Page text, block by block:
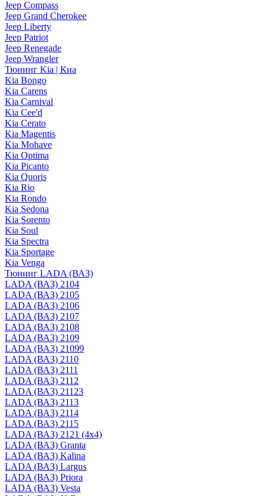
Jeep Compass
Jeep Grand Cherokee
Jeep Liberty
Jeep Patriot
Jeep Renegade
Jeep Wrangler
Тюнинг Kia | Киа
Kia Bongo
Kia Carens
Kia Carnival
Kia Cee'd
Kia Cerato
Kia Magentis
Kia Mohave
Kia Optima
Kia Picanto
Kia Quoris
Kia Rio
Kia Rondo
Kia Sedona
Kia Sorento
Kia Soul
Kia Spectra
Kia Sportage
Kia Venga
Тюнинг LADA (ВАЗ)
LADA (ВАЗ) 2104
LADA (ВАЗ) 2105
LADA (ВАЗ) 2106
LADA (ВАЗ) 2107
LADA (ВАЗ) 2108
LADA (ВАЗ) 2109
LADA (ВАЗ) 21099
LADA (ВАЗ) 2110
LADA (ВАЗ) 2111
LADA (ВАЗ) 2112
LADA (ВАЗ) 21123
LADA (ВАЗ) 2113
LADA (ВАЗ) 2114
LADA (ВАЗ) 2115
LADA (ВАЗ) 2121 (4x4)
LADA (ВАЗ) Granta
LADA (ВАЗ) Kalina
LADA (ВАЗ) Largus
LADA (ВАЗ) Priora
LADA (ВАЗ) Vesta